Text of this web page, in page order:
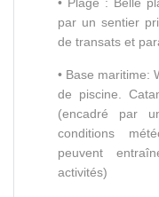
• Plage : Belle
par un sentier
de transats et
• Base maritime:
de piscine.
(encadré par
conditions
peuvent
activités)